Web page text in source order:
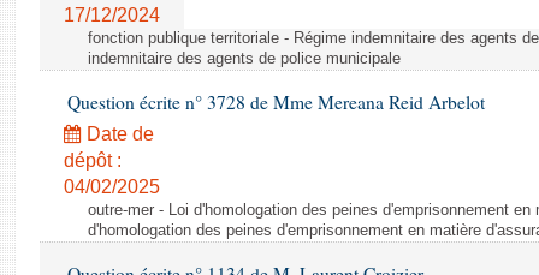
17/12/2024
fonction publique territoriale - Régime indemnitaire des agents
indemnitaire des agents de police municipale
Question écrite n° 3728 de Mme Mereana Reid Arbelot
Date de
dépôt :
04/02/2025
outre-mer - Loi d'homologation des peines d'emprisonnement en
d'homologation des peines d'emprisonnement en matière